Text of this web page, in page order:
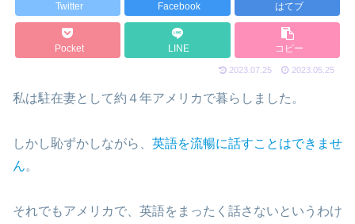
Twitter Facebook はてブ
Pocket LINE コピー
2023.07.25 2023.05.25
私は駐在妻として約４年アメリカで暮らしました。
しかし恥ずかしながら、 英語を流暢に話すことはできませ
ん。
それでもアメリカで、英語をまったく話さないというわけ